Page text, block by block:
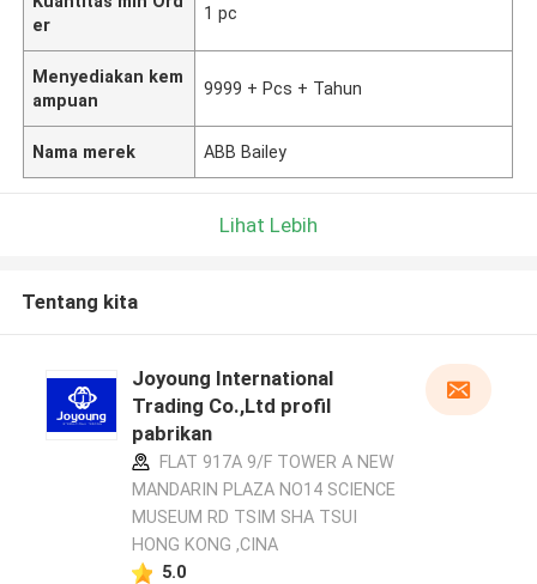
er
1 pc
Menyediakan kem
ampuan
9999 + Pcs + Tahun
Nama merek ABB Bailey
Lihat Lebih
Tentang kita
Joyoung International
Trading Co.,Ltd profil
pabrikan
FLAT 917A 9/F TOWER A NEW
MANDARIN PLAZA NO14 SCIENCE
MUSEUM RD TSIM SHA TSUI
HONG KONG ,CINA
5.0